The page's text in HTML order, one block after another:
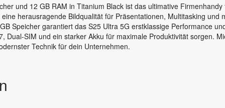
und 12 GB RAM in Titanium Black ist das ultimative
herausragende Bildqualität für Präsentationen, Multitasking
Speicher garantiert das S25 Ultra 5G erstklassige Performance
Dual-SIM und ein starker Akku für maximale Produktivität sorgen.
Technik für dein Unternehmen.